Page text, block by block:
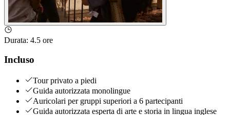
Durata: 4.5 ore
Incluso
Tour privato a piedi
Guida autorizzata monolingue
Auricolari per gruppi superiori a 6 partecipanti
Guida autorizzata esperta di arte e storia in lingua inglese